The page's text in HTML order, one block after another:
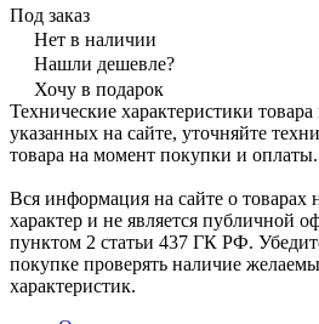
Под заказ
Нет в наличии
Нашли дешевле?
Хочу в подарок
Технические характеристики товара
указанных на сайте, уточняйте
товара на момент покупки и оплаты.
Вся информация на сайте о товарах
характер и не является публичной
пунктом 2 статьи 437 ГК РФ.
покупке проверять наличие
характеристик.